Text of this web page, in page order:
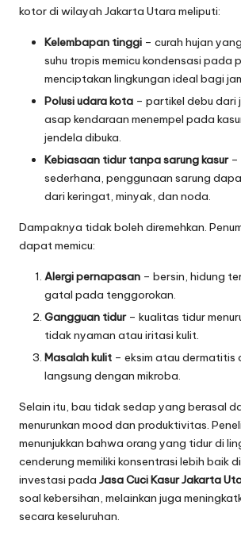
kotor di wilayah Jakarta Utara meliputi:
Kelembapan tinggi – curah hujan
suhu tropis memicu kondensasi pada
menciptakan lingkungan ideal bagi
Polusi udara kota – partikel debu dari
asap kendaraan menempel pada
jendela dibuka.
Kebiasaan tidur tanpa sarung kasur–
sederhana, penggunaan sarung
dari keringat, minyak, dan noda.
Dampaknya tidak boleh diremehkan.
dapat memicu:
Alergi pernapasan – bersin, hidung
gatal pada tenggorokan.
Gangguan tidur– kualitas tidur
tidak nyaman atau iritasi kulit.
Masalah kulit – eksim atau
langsung dengan mikroba.
Selain itu, bau tidak sedap yang berasal
menurunkan mood dan produktivitas.
menunjukkan bahwa orang yang tidur di
cenderung memiliki konsentrasi lebih baik
investasi pada Jasa Cuci Kasur Jakarta
soal kebersihan, melainkan juga
secara keseluruhan.